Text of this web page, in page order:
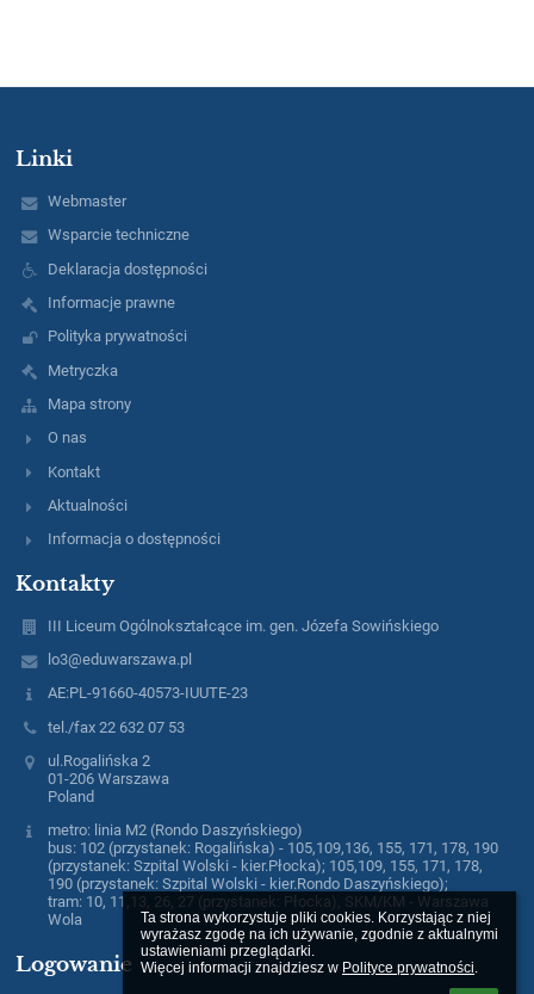
Ta strona wykorzystuje pliki cookies. Korzystając z niej
wyrażasz zgodę na ich używanie, zgodnie z aktualnymi
ustawieniami przeglądarki.
Więcej informacji znajdziesz w Polityce prywatności.
Linki
Webmaster
Wsparcie techniczne
Deklaracja dostępności
Informacje prawne
Polityka prywatności
Metryczka
Mapa strony
O nas
Kontakt
Aktualności
Informacja o dostępności
Kontakty
III Liceum Ogólnokształcące im. gen. Józefa Sowińskiego
lo3@eduwarszawa.pl
AE:PL-91660-40573-IUUTE-23
tel./fax 22 632 07 53
ul.Rogalińska 2
01-206 Warszawa
Poland
metro: linia M2 (Rondo Daszyńskiego)
bus: 102 (przystanek: Rogalińska) - 105,109,136, 155, 171, 178, 190
(przystanek: Szpital Wolski - kier.Płocka); 105,109, 155, 171, 178,
190 (przystanek: Szpital Wolski - kier.Rondo Daszyńskiego);
tram: 10, 11,13, 26, 27 (przystanek: Płocka), SKM/KM - Warszawa
Wola
Logowanie